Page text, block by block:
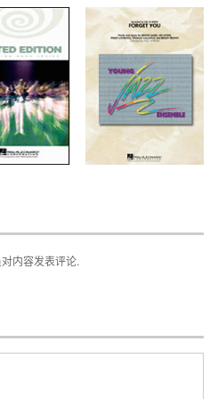
内容发表评论.